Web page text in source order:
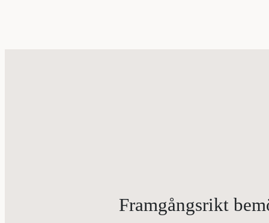
Framgångsrikt